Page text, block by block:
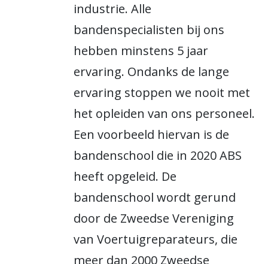
industrie. Alle
bandenspecialisten bij ons
hebben minstens 5 jaar
ervaring. Ondanks de lange
ervaring stoppen we nooit met
het opleiden van ons personeel.
Een voorbeeld hiervan is de
bandenschool die in 2020 ABS
heeft opgeleid. De
bandenschool wordt gerund
door de Zweedse Vereniging
van Voertuigreparateurs, die
meer dan 2000 Zweedse